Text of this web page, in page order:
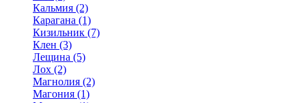
Кальмия (2)
Карагана (1)
Кизильник (7)
Клен (3)
Лещина (5)
Лох (2)
Магнолия (2)
Магония (1)